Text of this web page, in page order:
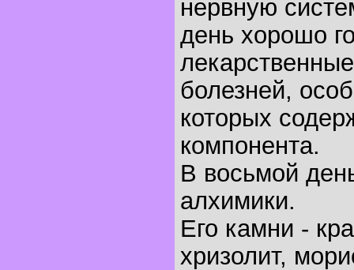
нервную
день хорошо
болезней,
которых
компонента.
В восьмой
алхимики.
Его камни -
хризолит,